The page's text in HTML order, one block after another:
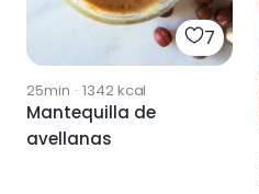
7
25min · 1342kcal
Mantequilla de
avellanas